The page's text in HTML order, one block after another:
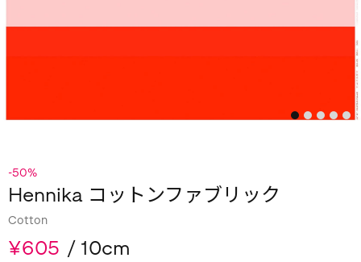
-50%
Hennika コットンファブリック
Cotton
¥605 / 10cm